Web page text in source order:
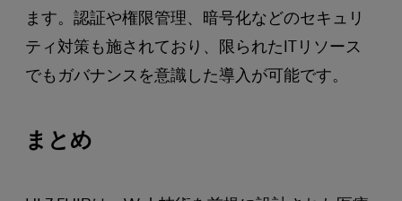
ます。認証や権限管理、暗号化などのセキュリ
ティ対策も施されており、限られたITリソース
でもガバナンスを意識した導入が可能です。
まとめ